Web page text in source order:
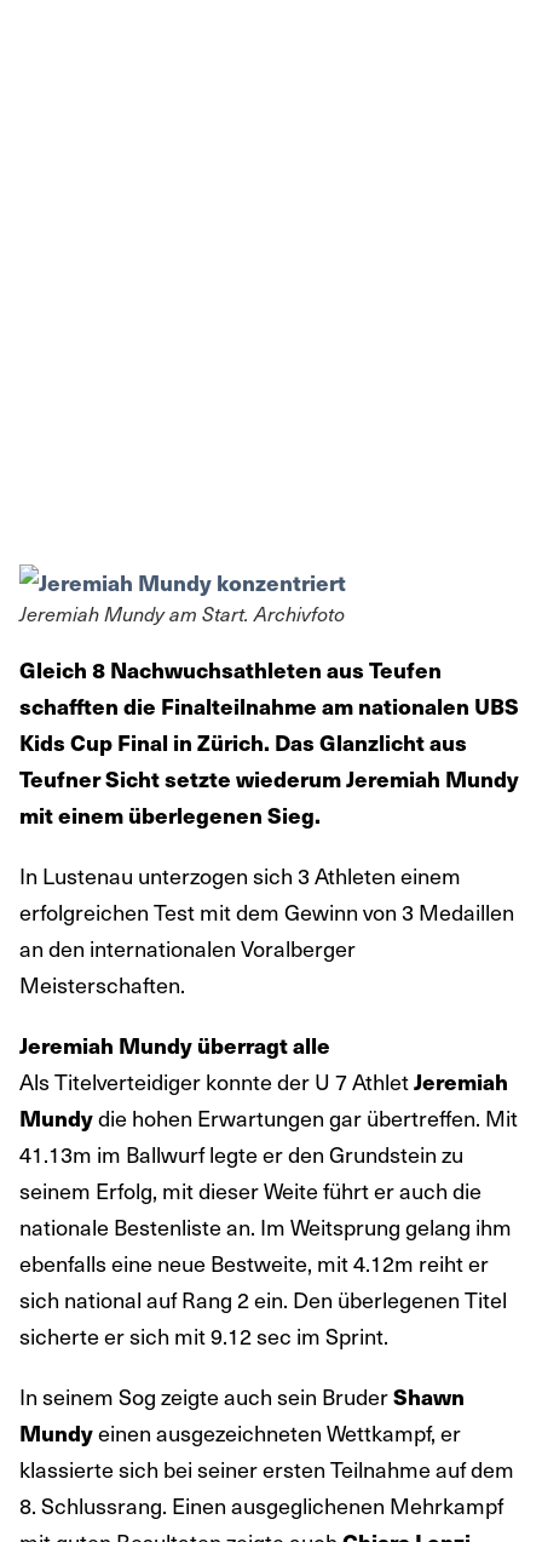
Jeremiah Mundy am Start. Archivfoto
Gleich 8 Nachwuchsathleten aus Teufen
schafften die Finalteilnahme am nationalen UBS
Kids Cup Final in Zürich. Das Glanzlicht aus
Teufner Sicht setzte wiederum Jeremiah Mundy
mit einem überlegenen Sieg.
In Lustenau unterzogen sich 3 Athleten einem
erfolgreichen Test mit dem Gewinn von 3 Medaillen
an den internationalen Voralberger
Meisterschaften.
Jeremiah Mundy überragt alle
Als Titelverteidiger konnte der U 7 AthletJeremiah
Mundydie hohen Erwartungen gar übertreffen. Mit
41.13m im Ballwurf legte er den Grundstein zu
seinem Erfolg, mit dieser Weite führt er auch die
nationale Bestenliste an. Im Weitsprung gelang ihm
ebenfalls eine neue Bestweite, mit 4.12m reiht er
sich national auf Rang 2 ein. Den überlegenen Titel
sicherte er sich mit 9.12 sec im Sprint.
In seinem Sog zeigte auch sein BruderShawn
Mundyeinen ausgezeichneten Wettkampf, er
klassierte sich bei seiner ersten Teilnahme auf dem
8. Schlussrang. Einen ausgeglichenen Mehrkampf